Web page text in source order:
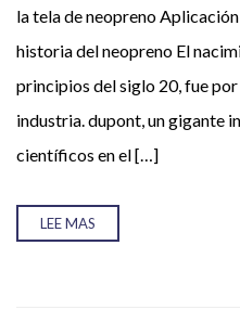
la tela de neopreno
historia del neopreno El
principios del siglo 20, fue por
industria. dupont, un gigante
científicos en el […]
LEE MAS